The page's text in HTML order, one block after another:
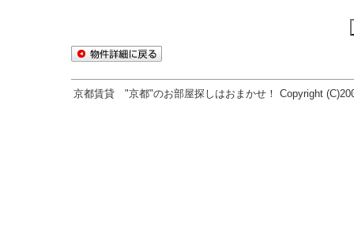
京都賃貸 "京都"のお部屋探しはおまかせ！ Copyright